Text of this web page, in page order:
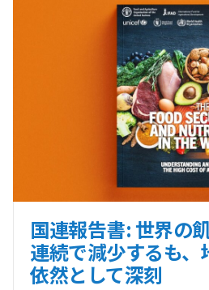
国連報告書: 世界の
連続で減少するも、
依然として深刻